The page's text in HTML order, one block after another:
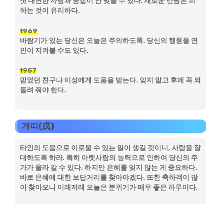
하는 것이 유리하다.
1969
바람기가 있는 당신은 오늘은 주의하도록. 당신의 행동을 연
인이 지켜볼 수도 있다.
1957
믿었던 친구나 이성에게 도움을 받는다. 잊지 말고 후에 꼭 되
돌려 줘야 한다.
개띠(戌)
타인의 도움으로 이로울 수 있는 일이 생길 것이니, 사람을 잘
대하도록 하라. 특히 아랫사람의 능력으로 인하여 당신의 주
가가 올라 갈 수 있다. 하지만 은혜를 잊지 않는 게 중요하다.
바로 은혜에 대한 보답거리를 찾아야겠다. 또한 축하객이 많
이 찾아오니 이래저래 오늘은 분위기가 매우 좋은 하루이다.